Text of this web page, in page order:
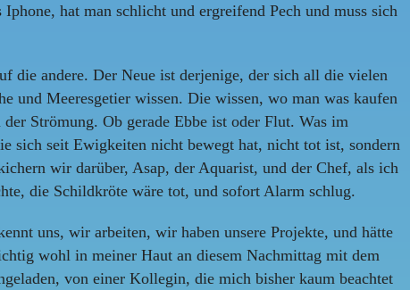
hat man schlicht und ergreifend Pech und muss sich
die andere. Der Neue ist derjenige, der sich all die vielen
und Meeresgetier wissen. Die wissen, wo man was kaufen
Strömung. Ob gerade Ebbe ist oder Flut. Was im
sich seit Ewigkeiten nicht bewegt hat, nicht tot ist, sondern
wir darüber, Asap, der Aquarist, und der Chef, als ich
die Schildkröte wäre tot, und sofort Alarm schlug.
uns, wir arbeiten, wir haben unsere Projekte, und hätte
wohl in meiner Haut an diesem Nachmittag mit dem
von einer Kollegin, die mich bisher kaum beachtet